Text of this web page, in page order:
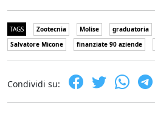
TAGS Zootecnia Molise graduatoria
Salvatore Micone
finanziate 90 aziende
Condividi su: